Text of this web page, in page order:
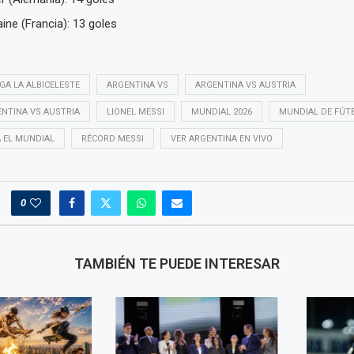
(Francia): 13 goles
LA ALBICELESTE ARGENTINA VS ARGENTINA VS AUSTRIA
VS AUSTRIA LIONEL MESSI MUNDIAL 2026 MUNDIAL DE
EL MUNDIAL RÉCORD MESSI VER ARGENTINA EN VIVO
0
TAMBIÉN TE PUEDE INTERESAR